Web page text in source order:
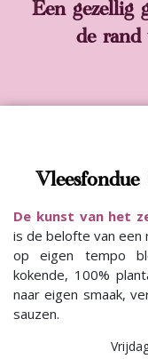
Een gezellig
de rand
De kunst van het
is de belofte van een
op eigen tempo
kokende, 100%
naar eigen smaak,
sauzen.